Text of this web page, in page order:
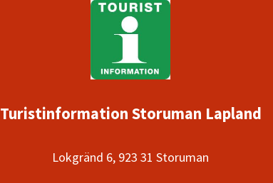
Turistinformation Storuman Lapland
Lokgränd 6, 923 31 Storuman